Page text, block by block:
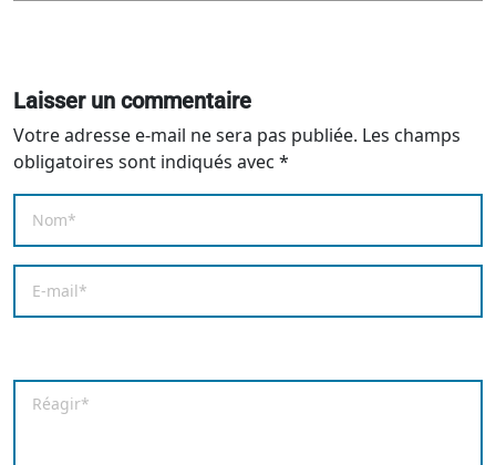
Laisser un commentaire
Votre adresse e-mail ne sera pas publiée. Les champs
obligatoires sont indiqués avec *